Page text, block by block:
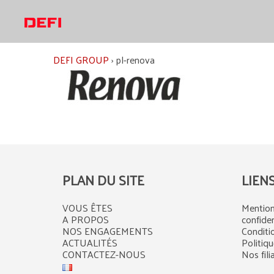
contenu
DEFI GROUP›pl-renova
PLAN DU SITE
VOUS ÊTES
A PROPOS
NOS ENGAGEMENTS
ACTUALITÉS
CONTACTEZ-NOUS Nos